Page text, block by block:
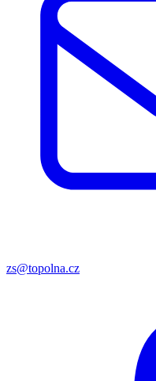
zs@topolna.cz